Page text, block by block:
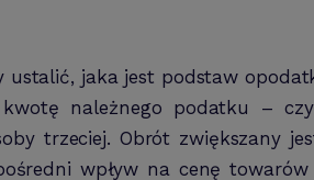
ustalić, jaka jest podstaw
należnego podatku –
trzeciej. Obrót zwiększany
wpływ na cenę